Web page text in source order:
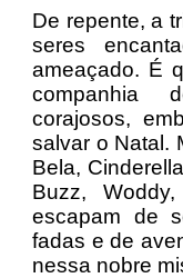
De repente, a
seres
ameaçado. É
companhia
corajosos,
salvar o Natal.
Bela,
Buzz,
escapam de
fadas e de
nessa nobre